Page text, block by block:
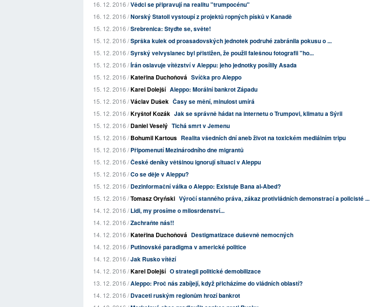
16. 12. 2016 /Vědci se připravují na realitu "trumpocénu"
16. 12. 2016 /Norský Statoil vystoupí z projektů ropných písků v Kanadě
15. 12. 2016 /Srebrenica: Styďte se, světe!
15. 12. 2016 /Sprška kulek od proasadovských jednotek podruhé zabránila pokusu o ...
15. 12. 2016 /Syrský velvyslanec byl přistižen, že použil falešnou fotografii "ho...
15. 12. 2016 /Írán oslavuje vítězství v Aleppu: jeho jednotky posílily Asada
15. 12. 2016 /Kateřina Duchoňová Svíčka pro Aleppo
15. 12. 2016 /Karel Dolejší Aleppo: Morální bankrot Západu
15. 12. 2016 /Václav Dušek Časy se mění, minulost umírá
15. 12. 2016 /Kryštof Kozák Jak se správně hádat na internetu o Trumpovi, klimatu a Sýrii
15. 12. 2016 /Daniel Veselý Tichá smrt v Jemenu
15. 12. 2016 /Bohumil Kartous Realita všedních dní aneb život na toxickém mediálním tripu
15. 12. 2016 /Připomenutí Mezinárodního dne migrantů
15. 12. 2016 /České deníky většinou ignorují situaci v Aleppu
15. 12. 2016 /Co se děje v Aleppu?
15. 12. 2016 /Dezinformační válka o Aleppo: Existuje Bana al-Abed?
15. 12. 2016 /Tomasz Oryński Výročí stanného práva, zákaz protivládních demonstrací a policisté ...
14. 12. 2016 /Lidi, my prosíme o milosrdenství...
14. 12. 2016 /Zachraňte nás!!
14. 12. 2016 /Kateřina Duchoňová Destigmatizace duševně nemocných
14. 12. 2016 /Putinovské paradigma v americké politice
14. 12. 2016 /Jak Rusko vítězí
14. 12. 2016 /Karel Dolejší O strategii politické demobilizace
13. 12. 2016 /Aleppo: Proč nás zabíjejí, když přicházíme do vládních oblastí?
14. 12. 2016 /Dvaceti ruským regionům hrozí bankrot